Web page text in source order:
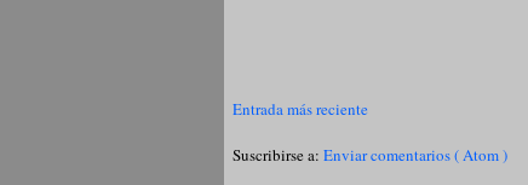
Entrada más reciente
Suscribirse a: Enviar comentarios ( Atom )